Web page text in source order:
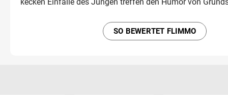
SO BEWERTET FLIMMO